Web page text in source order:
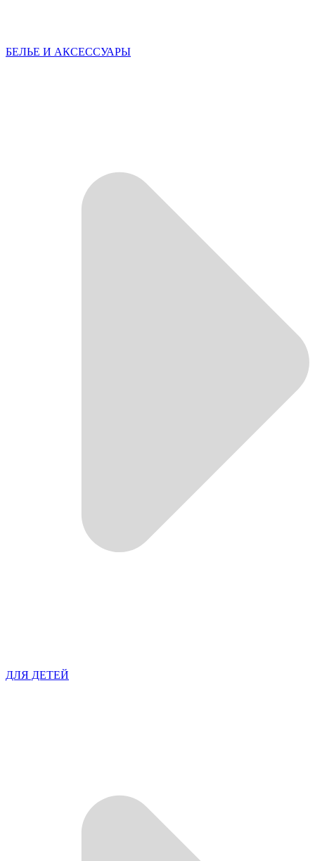
БЕЛЬЕ И АКСЕССУАРЫ
ДЛЯ ДЕТЕЙ